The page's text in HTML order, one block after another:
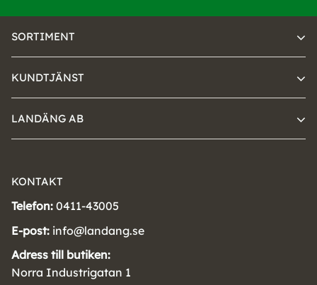
SORTIMENT
KUNDTJÄNST
LANDÄNG AB
KONTAKT
Telefon: 0411-43005
E-post: info@landang.se
Adress till butiken:
Norra Industrigatan 1